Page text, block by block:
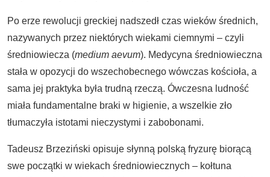
Po erze rewolucji greckiej nadszedł czas wieków średnich,
nazywanych przez niektórych wiekami ciemnymi – czyli
średniowiecza (medium aevum). Medycyna średniowieczna
stała w opozycji do wszechobecnego wówczas kościoła, a
sama jej praktyka była trudną rzeczą. Ówczesna ludność
miała fundamentalne braki w higienie, a wszelkie zło
tłumaczyła istotami nieczystymi i zabobonami.
Tadeusz Brzeziński opisuje słynną polską fryzurę biorącą
swe początki w wiekach średniowiecznych – kołtuna